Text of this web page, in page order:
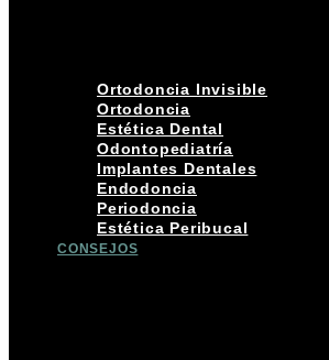
Ortodoncia Invisible
Ortodoncia
Estética Dental
Odontopediatría
Implantes Dentales
Endodoncia
Periodoncia
Estética Peribucal
CONSEJOS